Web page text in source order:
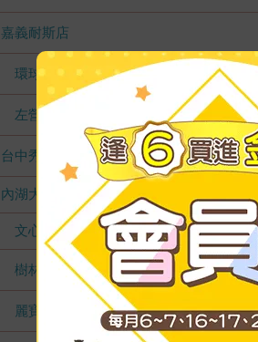
嘉義耐斯店
環球店
左營店
台中秀泰店
內湖大潤發
文心店
樹林店
麗寶店